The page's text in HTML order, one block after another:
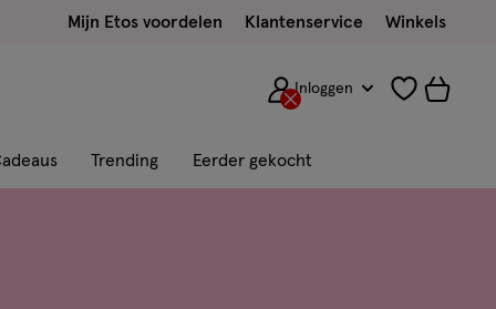
Mijn Etos voordelen Klantenservice Winkels
Inloggen
Trending Eerder gekocht